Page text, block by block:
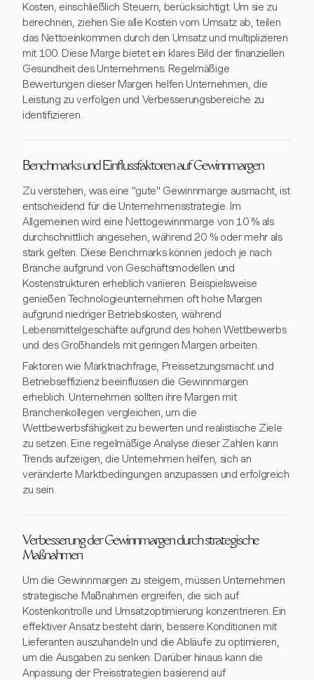
Kosten, einschließlich Steuern, berücksichtigt. Um sie zu
berechnen, ziehen Sie alle Kosten vom Umsatz ab, teilen
das Nettoeinkommen durch den Umsatz und multiplizieren
mit 100. Diese Marge bietet ein klares Bild der finanziellen
Gesundheit des Unternehmens. Regelmäßige
Bewertungen dieser Margen helfen Unternehmen, die
Leistung zu verfolgen und Verbesserungsbereiche zu
identifizieren.
Benchmarks und Einflussfaktoren auf Gewinnmargen
Zu verstehen, was eine "gute" Gewinnmarge ausmacht, ist
entscheidend für die Unternehmensstrategie. Im
Allgemeinen wird eine Nettogewinnmarge von 10 % als
durchschnittlich angesehen, während 20 % oder mehr als
stark gelten. Diese Benchmarks können jedoch je nach
Branche aufgrund von Geschäftsmodellen und
Kostenstrukturen erheblich variieren. Beispielsweise
genießen Technologieunternehmen oft hohe Margen
aufgrund niedriger Betriebskosten, während
Lebensmittelgeschäfte aufgrund des hohen Wettbewerbs
und des Großhandels mit geringen Margen arbeiten.
Faktoren wie Marktnachfrage, Preissetzungsmacht und
Betriebseffizienz beeinflussen die Gewinnmargen
erheblich. Unternehmen sollten ihre Margen mit
Branchenkollegen vergleichen, um die
Wettbewerbsfähigkeit zu bewerten und realistische Ziele
zu setzen. Eine regelmäßige Analyse dieser Zahlen kann
Trends aufzeigen, die Unternehmen helfen, sich an
veränderte Marktbedingungen anzupassen und erfolgreich
zu sein.
Verbesserung der Gewinnmargen durch strategische
Maßnahmen
Um die Gewinnmargen zu steigern, müssen Unternehmen
strategische Maßnahmen ergreifen, die sich auf
Kostenkontrolle und Umsatzoptimierung konzentrieren. Ein
effektiver Ansatz besteht darin, bessere Konditionen mit
Lieferanten auszuhandeln und die Abläufe zu optimieren,
um die Ausgaben zu senken. Darüber hinaus kann die
Anpassung der Preisstrategien basierend auf